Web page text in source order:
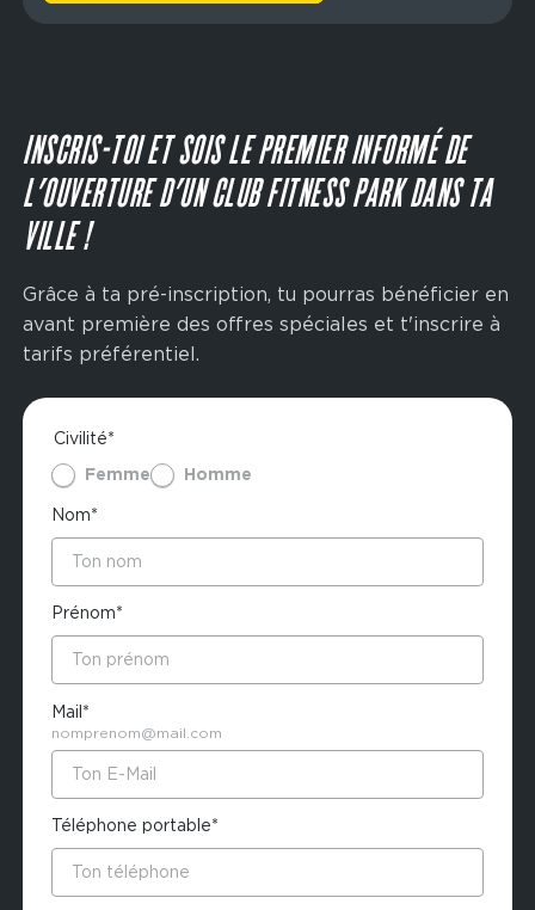
INSCRIS-TOI ET SOIS LE PREMIER INFORMÉ DE
L’OUVERTURE D’UN CLUB FITNESS PARK DANS TA
VILLE !
Grâce à ta pré-inscription, tu pourras bénéficier en
avant première des offres spéciales et t'inscrire à
tarifs préférentiel.
Civilité*
Femme
Homme
Nom*
Prénom*
Mail*
nomprenom@mail.com
Téléphone portable*